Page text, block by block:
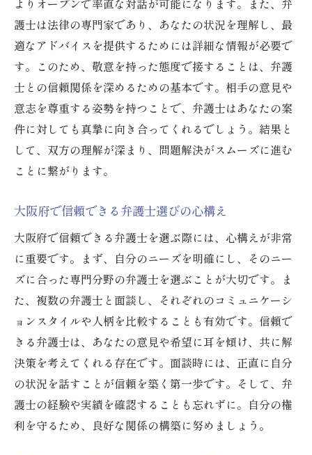
礼儀がもたらすコミュニケーションの効果
信頼できる弁護士を見つける大阪府での礼儀と
心得
大阪府で信頼できる弁護士を選ぶための礼
儀
礼儀を重んじる弁護士選びのポイント
礼儀正しさがもたらす信頼の構築
弁護士選びにおける礼儀の意義
大阪府内での信頼できる弁護士を探す心得
弁護士との関係を強固にする礼儀の実践
弁護士選びで失敗しないために大阪府での礼儀
の意義
大阪府での弁護士選びにおける礼儀の重要
性
失敗しない弁護士選びのための礼儀
礼儀がもたらす弁護士選びの成功
大阪府で信頼できる弁護士を選ぶための戦
略
弁護士選びにおける礼儀の効果的な活用
よりオープンで率直な対話が可能になります。また、弁
護士は法律の専門家であり、あなたの状況を理解し、最
適なアドバイスを提供するためには詳細な情報が必要で
す。このため、敬意を持った態度で接することは、弁護
士との信頼関係を深めるための基本です。相手の意見や
意志を尊重する姿勢を持つことで、弁護士はあなたの案
件に対しても真摯に向き合ってくれるでしょう。結果と
して、双方の理解が深まり、問題解決がスムーズに進む
ことに繋がります。
大阪府で信頼できる弁護士選びの心構え
大阪府で信頼できる弁護士を選ぶ際には、心構えが非常
に重要です。まず、自分のニーズを明確にし、そのニー
ズに合った専門分野の弁護士を選ぶことが大切です。ま
た、複数の弁護士と面談し、それぞれのコミュニケーシ
ョンスタイルや人柄を比較することも有効です。信頼で
きる弁護士は、あなたの意見や希望に耳を傾け、共に解
決策を考えてくれる存在です。面談時には、正直に自分
の状況を話すことが信頼を築く第一歩です。そして、弁
護士の経験や実績を確認することも忘れずに。自分の権
利を守るため、良好な関係の構築に努めましょう。